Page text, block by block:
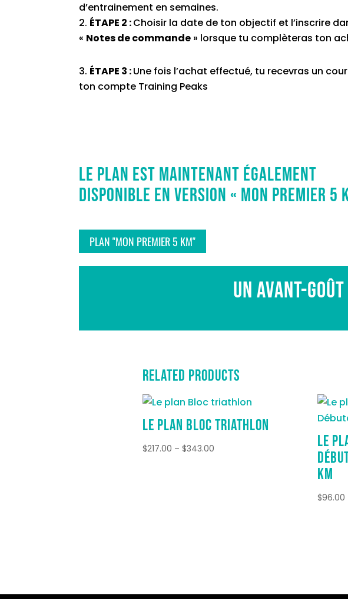
d’entrainement en semaines.
ÉTAPE 2 :Choisir la date de ton objectif et l’inscrire
« Notes de commande » lorsque tu complèteras ton
ÉTAPE 3 :Une fois l’achat effectué, tu recevras un
ton compte Training Peaks
Le plan est maintenant également
disponible en version « mon premier 5
PLAN "MON PREMIER 5 KM"
Un avant-
Related products
Le plan Bloc triathlon
$217.00 – $343.00Price
Le
KM
$96.00